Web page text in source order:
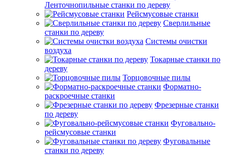
Ленточнопильные станки по дереву
Рейсмусовые станки
Сверлильные
станки по дереву
Системы очистки
воздуха
Токарные станки по
дереву
Торцовочные пилы
Форматно-
раскроечные станки
Фрезерные станки
по дереву
Фуговально-
рейсмусовые станки
Фуговальные
станки по дереву